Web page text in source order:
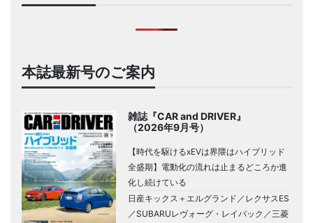
本誌最新号のご案内
雑誌『CAR and DRIVER』
（2026年9月号）
【時代を駆けるxEVは界隈はハイブリッド
全盛期】電動化の流れは止まるどころか進
化し続けている
日産キックス＋エルグランド／レクサスES
／SUBARUレヴォーグ・レイバック／三菱